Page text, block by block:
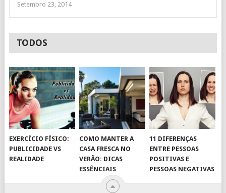
Setembro 23, 2014
TODOS
EXERCÍCIO FÍSICO:
PUBLICIDADE VS
REALIDADE
COMO MANTER A
CASA FRESCA NO
VERÃO: DICAS
ESSÊNCIAIS
11 DIFERENÇAS
ENTRE PESSOAS
POSITIVAS E
PESSOAS NEGATIVAS